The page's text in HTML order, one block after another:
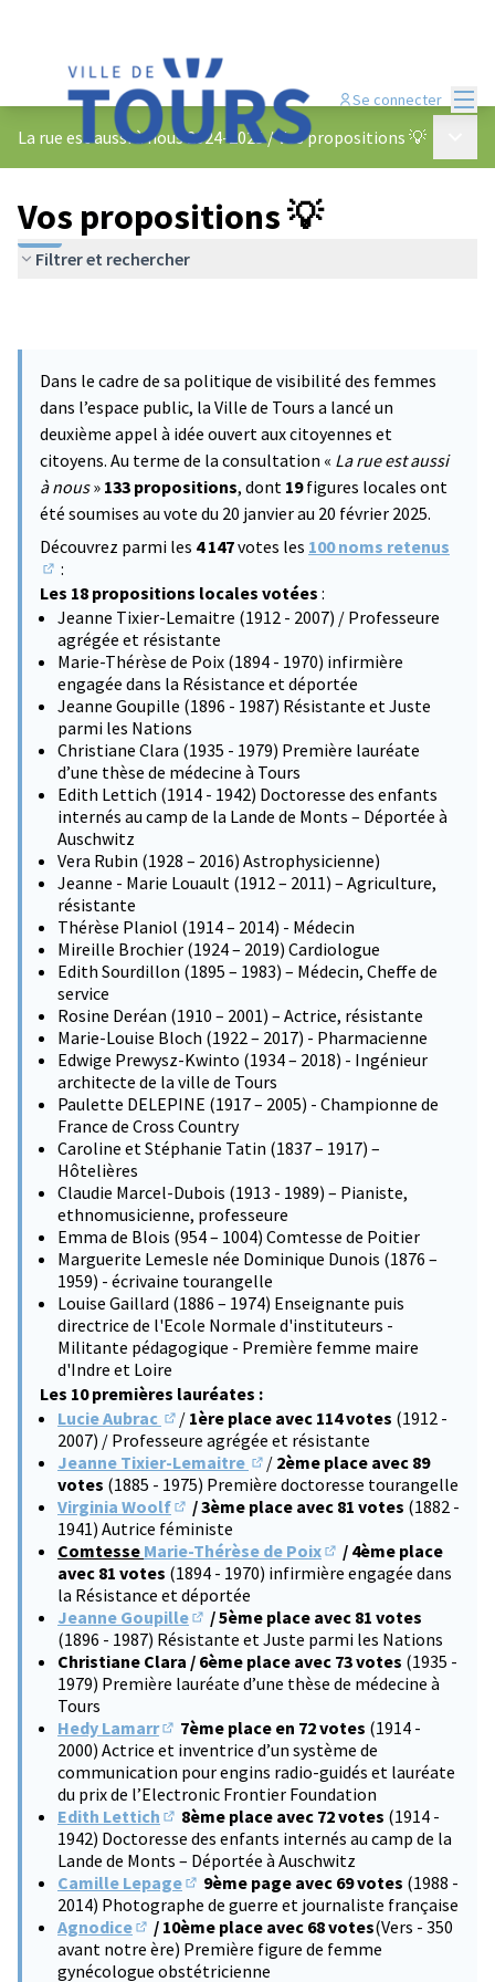
Se connecter
La rue est aussi à nous 2024-2025 /Vos propositions 💡
Vos propositions 💡
Filtrer et rechercher
Dans le cadre de sa politique de visibilité des femmes
dans l’espace public, la Ville de Tours a lancé un
deuxième appel à idée ouvert aux citoyennes et
citoyens. Au terme de la consultation « La rue est aussi
à nous» 133 propositions, dont 19figures locales ont
été soumises au vote du 20 janvier au 20 février 2025.
Découvrez parmi les 4 147votes les 100 noms retenus
(S'ouvre dans un nouvel onglet)
:
Les 18 propositions locales votées :
Jeanne Tixier-Lemaitre (1912 - 2007) / Professeure
agrégée et résistante
Marie-Thérèse de Poix (1894 - 1970) infirmière
engagée dans la Résistance et déportée
Jeanne Goupille (1896 - 1987) Résistante et Juste
parmi les Nations
Christiane Clara (1935 - 1979) Première lauréate
d’une thèse de médecine à Tours
Edith Lettich (1914 - 1942) Doctoresse des enfants
internés au camp de la Lande de Monts – Déportée à
Auschwitz
Vera Rubin (1928 – 2016) Astrophysicienne)
Jeanne - Marie Louault (1912 – 2011) – Agriculture,
résistante
Thérèse Planiol (1914 – 2014) - Médecin
Mireille Brochier (1924 – 2019) Cardiologue
Edith Sourdillon (1895 – 1983) – Médecin, Cheffe de
service
Rosine Deréan (1910 – 2001) – Actrice, résistante
Marie-Louise Bloch (1922 – 2017) - Pharmacienne
Edwige Prewysz-Kwinto (1934 – 2018) - Ingénieur
architecte de la ville de Tours
Paulette DELEPINE (1917 – 2005) - Championne de
France de Cross Country
Caroline et Stéphanie Tatin (1837 – 1917) –
Hôtelières
Claudie Marcel-Dubois (1913 - 1989) – Pianiste,
ethnomusicienne, professeure
Emma de Blois (954 – 1004) Comtesse de Poitier
Marguerite Lemesle née Dominique Dunois (1876 –
1959) - écrivaine tourangelle
Louise Gaillard (1886 – 1974) Enseignante puis
directrice de l'Ecole Normale d'instituteurs -
Militante pédagogique - Première femme maire
d'Indre et Loire
Les 10 premières lauréates :
Lucie Aubrac
(S'ouvre dans un nouvel onglet)
/ 1ère place avec 114 votes (1912 -
2007) / Professeure agrégée et résistante
Jeanne Tixier-Lemaitre
(S'ouvre dans un nouvel onglet)
/ 2ème place avec 89
votes (1885 - 1975) Première doctoresse tourangelle
Virginia Woolf
(S'ouvre dans un nouvel onglet)
/ 3ème place avec 81 votes (1882 -
1941) Autrice féministe
Comtesse Marie-Thérèse de Poix
(S'ouvre dans un
/ 4ème place
avec 81 votes (1894 - 1970) infirmière engagée dans
la Résistance et déportée
Jeanne Goupille
(S'ouvre dans un nouvel onglet)
/ 5ème place avec 81 votes
(1896 - 1987) Résistante et Juste parmi les Nations
Christiane Clara / 6ème place avec 73 votes (1935 -
1979) Première lauréate d’une thèse de médecine à
Tours
Hedy Lamarr
(S'ouvre dans un nouvel onglet)
7ème place en 72 votes (1914 -
2000) Actrice et inventrice d’un système de
communication pour engins radio-guidés et lauréate
du prix de l’Electronic Frontier Foundation
Edith Lettich
(S'ouvre dans un nouvel onglet)
8ème place avec 72 votes (1914 -
1942) Doctoresse des enfants internés au camp de la
Lande de Monts – Déportée à Auschwitz
Camille Lepage
(S'ouvre dans un nouvel onglet)
9ème page avec 69 votes (1988 -
2014) Photographe de guerre et journaliste française
Agnodice
(S'ouvre dans un nouvel onglet)
/ 10ème place avec 68 votes(Vers - 350
avant notre ère) Première figure de femme
gynécologue obstétricienne